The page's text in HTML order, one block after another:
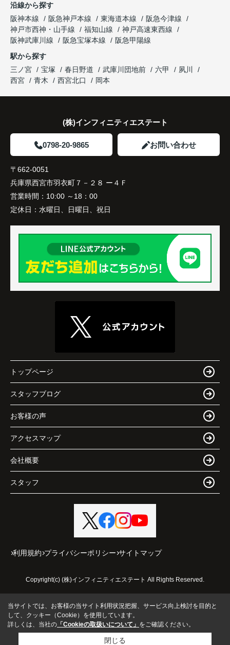
した。
購入されたご家族は、
と大変喜ばれ、この住まいを選ばれました。
住み替え後は家族それぞれの通勤・通学時間が短く
家族全員にとって、将来を見据えた良い選択だった
沿線から探す
阪神本線
阪急神戸本線 東海道本線
阪急今津線
神戸市西神・山手線
福知山線
神戸高速東西線
阪神武庫川線
阪急宝塚本線
阪急甲陽線
駅から探す
三ノ宮
宝塚 春日野道 武庫川団地前 六甲
夙川
西宮
青木 西宮北口 岡本
(株)インフィニティエステート
0798-20-9865 お問い合わせ
〒662-0051
兵庫県西宮市羽衣町７－２８ ー４Ｆ
営業時間： 10:00 ～18：00
定休日： 水曜日、日曜日、祝日
トップページ
スタッフブログ
お客様の声
アクセスマップ
会社概要
スタッフ
利用規約 プライバシーポリシー サイトマップ
Copyright(c) (株)インフィニティエステート All Rights Reserved.
当サイトでは、お客様の当サイト利用状況把握、サービス向上検討を目的と
して、クッキー（Cookie）を使用しています。
詳しくは、当社の 「Cookieの取扱いについて」 をご確認ください。
閉じる